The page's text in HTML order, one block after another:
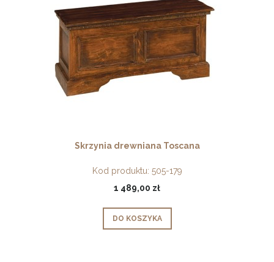
Skrzynia drewniana Toscana
Kod produktu: 505-179
1 489,00 zł
DO KOSZYKA